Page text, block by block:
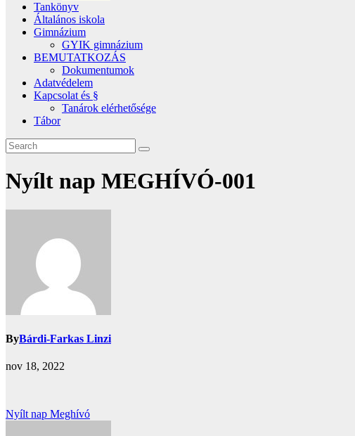
Tankönyv
Általános iskola
Gimnázium
GYIK gimnázium
BEMUTATKOZÁS
Dokumentumok
Adatvédelem
Kapcsolat és §
Tanárok elérhetősége
Tábor
Nyílt nap MEGHÍVÓ-001
ByBárdi-Farkas Linzi
nov 18, 2022
Bejegyzés
Nyílt nap Meghívó